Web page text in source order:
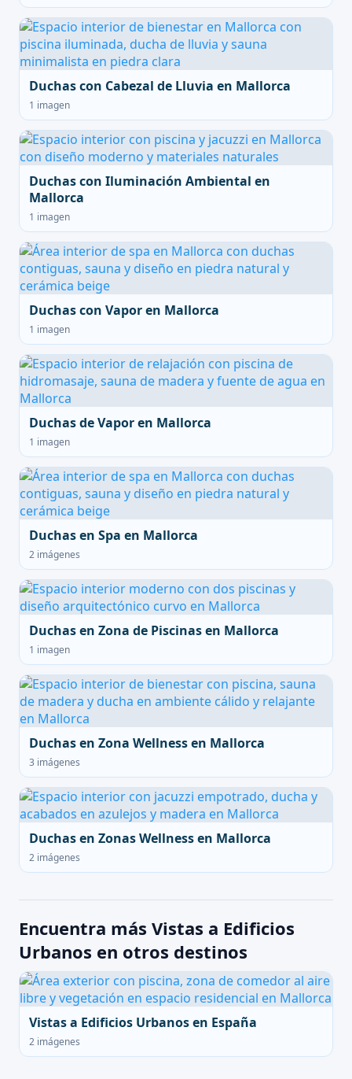
Duchas con Cabezal de Lluvia en Mallorca
1 imagen
Duchas con Iluminación Ambiental en
Mallorca
1 imagen
Duchas con Vapor en Mallorca
1 imagen
Duchas de Vapor en Mallorca
1 imagen
Duchas en Spa en Mallorca
2 imágenes
Duchas en Zona de Piscinas en Mallorca
1 imagen
Duchas en Zona Wellness en Mallorca
3 imágenes
Duchas en Zonas Wellness en Mallorca
2 imágenes
Encuentra más Vistas a Edificios
Urbanos en otros destinos
Vistas a Edificios Urbanos en España
2 imágenes